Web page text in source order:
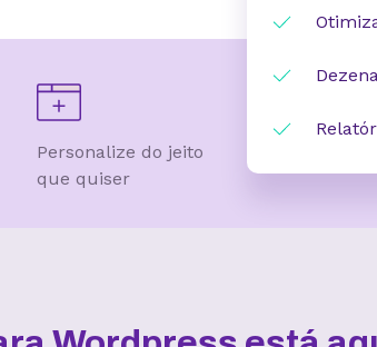
Personalize do jeito
que quiser